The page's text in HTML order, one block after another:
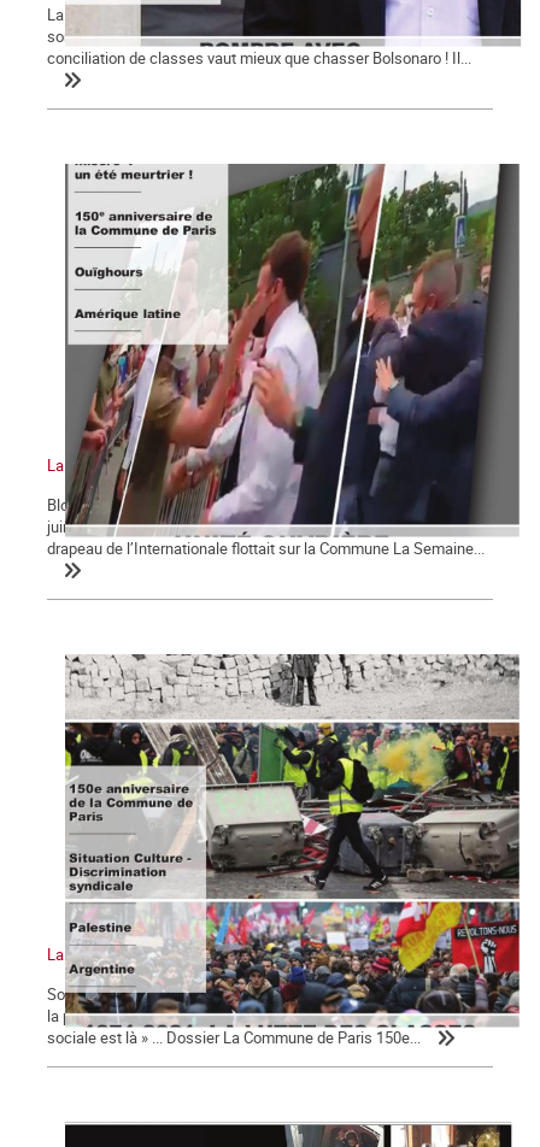
La chute de Kaboul : où va l’Afghanistan ? « Dehors Duque et tout
son gouvernement ! ». Pour le Parti des Travailleurs et Lula, la
conciliation de classes vaut mieux que chasser Bolsonaro ! Il...
La Commune n°128
Bloc-notes la Commune n°128 La gifle et la manifestation du 12
juin 2021 Chômage, précarité et misère : un été meurtrier ! Le
drapeau de l’Internationale flottait sur la Commune La Semaine...
La Commune n°127
Sommaire : La Commune de Paris 150e anniversaire Pour le FMI,
la pandémie sera source de « troubles sociaux » « La colère
sociale est là » ... Dossier La Commune de Paris 150e...